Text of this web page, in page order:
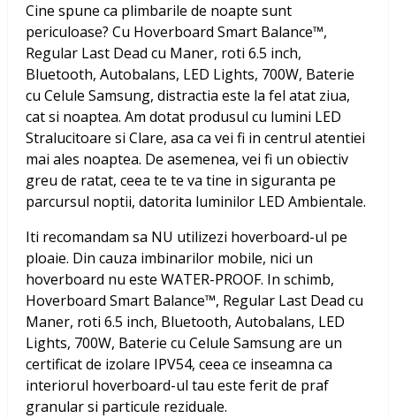
Cine spune ca plimbarile de noapte sunt
periculoase? Cu Hoverboard Smart Balance™,
Regular Last Dead cu Maner, roti 6.5 inch,
Bluetooth, Autobalans, LED Lights, 700W, Baterie
cu Celule Samsung, distractia este la fel atat ziua,
cat si noaptea. Am dotat produsul cu lumini LED
Stralucitoare si Clare, asa ca vei fi in centrul atentiei
mai ales noaptea. De asemenea, vei fi un obiectiv
greu de ratat, ceea te te va tine in siguranta pe
parcursul noptii, datorita luminilor LED Ambientale.
Iti recomandam sa NU utilizezi hoverboard-ul pe
ploaie. Din cauza imbinarilor mobile, nici un
hoverboard nu este WATER-PROOF. In schimb,
Hoverboard Smart Balance™, Regular Last Dead cu
Maner, roti 6.5 inch, Bluetooth, Autobalans, LED
Lights, 700W, Baterie cu Celule Samsungare un
certificat de izolare IPV54, ceea ce inseamna ca
interiorul hoverboard-ul tau este ferit de praf
granular si particule reziduale.